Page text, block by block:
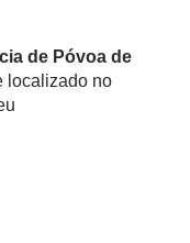
de Póvoa de
localizado no